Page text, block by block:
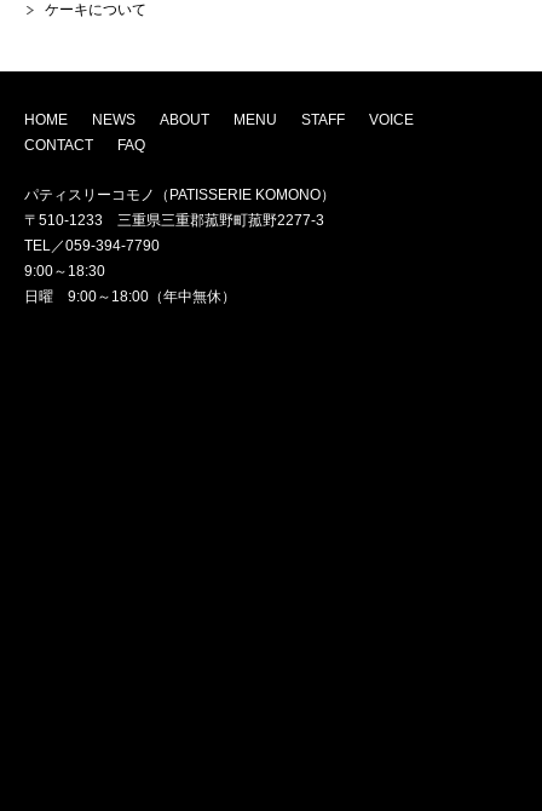
ケーキについて
HOME NEWS ABOUT MENU STAFF
VOICE
CONTACT
FAQ
パティスリーコモノ（PATISSERIE KOMONO）
〒510-1233 三重県三重郡菰野町菰野2277-3
TEL／059-394-7790
9:00～18:30
日曜 9:00～18:00（年中無休）